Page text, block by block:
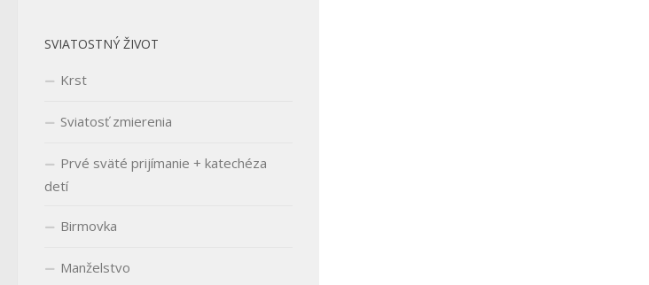
SVIATOSTNÝ ŽIVOT
Krst
Sviatosť zmierenia
Prvé sväté prijímanie + katechéza
detí
Birmovka
Manželstvo